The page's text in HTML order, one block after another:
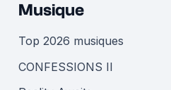
Musique
Top 2026 musiques
CONFESSIONS II